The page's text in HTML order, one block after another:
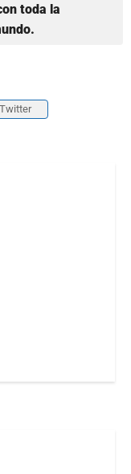
toda la
Twitter